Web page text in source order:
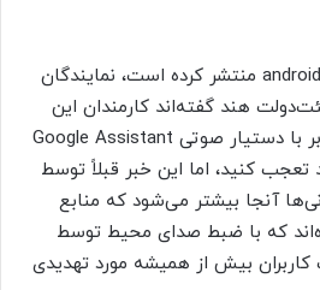
منتشر کرده است، نمایندگان
هند گفته‌اند کارمندان این
با دستیار صوتی Google Assistant
کنید، اما این خبر قبلاً توسط
آنجا بیشتر می‌شود که منابع
که با ضبط صدای محیط توسط
بیش از همیشه مورد تهدیدی